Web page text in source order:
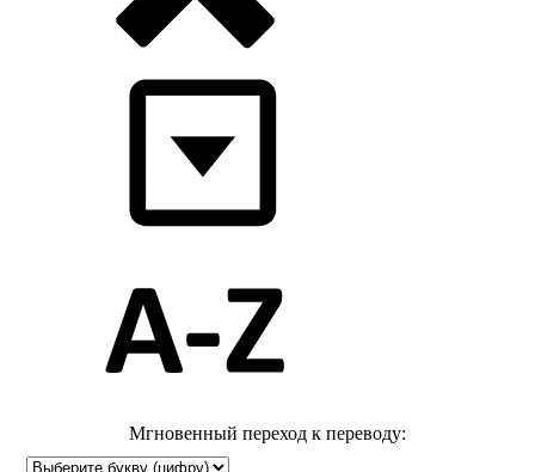
Мгновенный переход к переводу: